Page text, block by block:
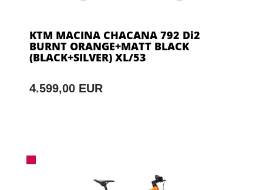
KTM MACINA CHACANA 792 Di2
BURNT ORANGE+MATT BLACK
(BLACK+SILVER) XL/53
4.599,00 EUR